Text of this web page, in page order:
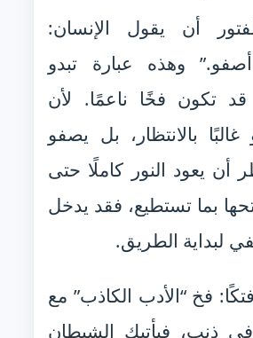
أن يقول الإنسان:
وهذه عبارة تبدو
قد تكون فخًا ناعمًا. لأن
بالانتظار، بل يصفو
أن يعود النور كاملًا حتى
بما تستطيع، فقد يدخل
لبداية الطريق.
فخ “الأدب الكاذب” مع
ذنب، فيأتيك الشيطان